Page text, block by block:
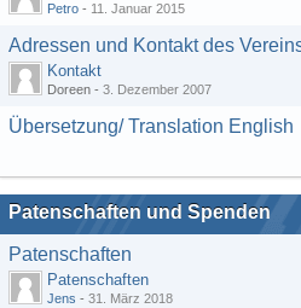
Petro - 11. Januar 2015
Adressen und Kontakt des
Kontakt
Doreen - 3. Dezember 2007
Übersetzung/ Translation English
Patenschaften und Spenden
Patenschaften
Patenschaften
Jens - 31. März 2018